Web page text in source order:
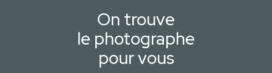
On trouve
le photographe
pour vous